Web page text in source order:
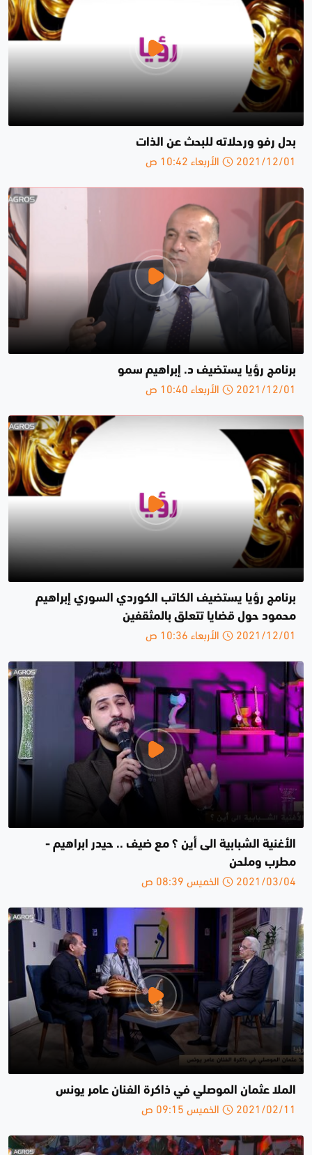
بدل رفو ورحلاته للبحث عن الذات
2021/12/01 الأربعاء 10:42 ص
برنامج رؤيا يستضيف د. إبراهيم سمو
2021/12/01 الأربعاء 10:40 ص
برنامج رؤيا يستضيف الكاتب الكوردي السوري إبراهيم
محمود حول قضايا تتعلق بالمثقفين
2021/12/01 الأربعاء 10:36 ص
الأغنية الشبابية الى أين ؟ مع ضيف .. حيدر ابراهيم -
مطرب وملحن
2021/03/04 الخميس 08:39 ص
الملا عثمان الموصلي في ذاكرة الفنان عامر يونس
2021/02/11 الخميس 09:15 ص